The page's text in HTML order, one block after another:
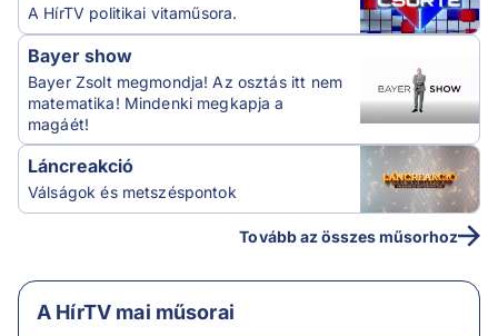
A HírTV politikai vitaműsora.
Bayer show
Bayer Zsolt megmondja! Az osztás itt nem
matematika! Mindenki megkapja a
magáét!
Láncreakció
Válságok és metszéspontok
Tovább az összes műsorhoz
A HírTV mai műsorai